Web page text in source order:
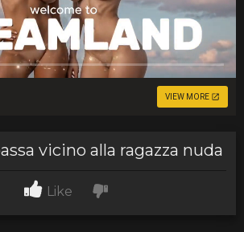
VIEW MORE
vicino alla ragazza nuda
Like